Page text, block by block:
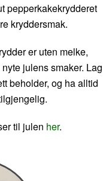
pepperkakekrydderet
kryddersmak.
er uten melke,
julens smaker. Lag
beholder, og ha alltid
til julen her.